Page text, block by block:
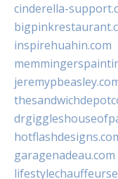
cinderella-
inspirehuahin.com
garagenadeau.com